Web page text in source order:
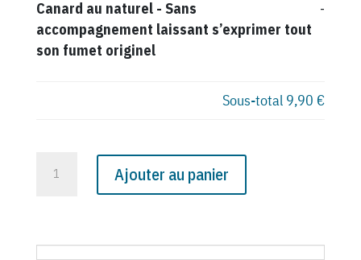
Canard au naturel- Sans
accompagnement laissant s’exprimer tout
son fumet originel
-
Sous-total 9,90 €
du
Ajouter au panier